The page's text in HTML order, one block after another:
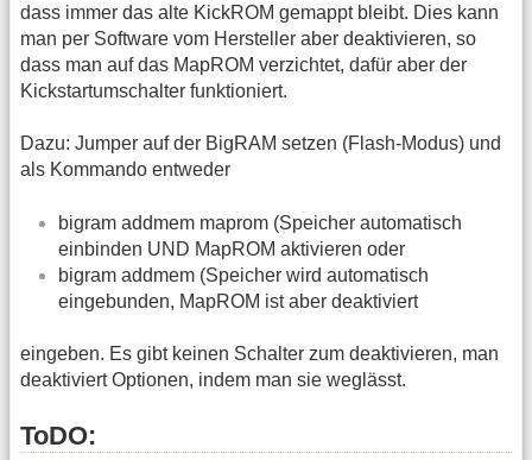
dass immer das alte KickROM gemappt bleibt. Dies kann
man per Software vom Hersteller aber deaktivieren, so
dass man auf das MapROM verzichtet, dafür aber der
Kickstartumschalter funktioniert.
Dazu: Jumper auf der BigRAM setzen (Flash-Modus) und
als Kommando entweder
bigram addmem maprom (Speicher automatisch
einbinden UND MapROM aktivieren oder
bigram addmem (Speicher wird automatisch
eingebunden, MapROM ist aber deaktiviert
eingeben. Es gibt keinen Schalter zum deaktivieren, man
deaktiviert Optionen, indem man sie weglässt.
ToDO: